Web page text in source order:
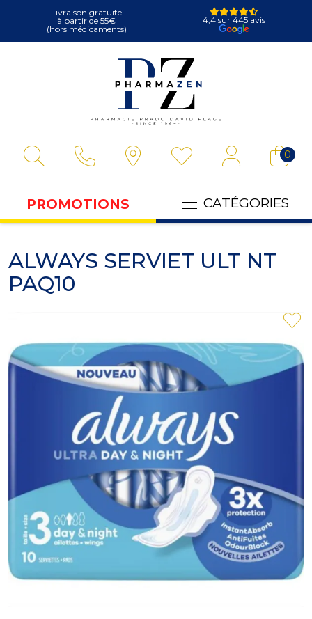
Livraison gratuite
à partir de 55€
(hors médicaments)
4,4 sur 445 avis
0
PROMOTIONS CATÉGORIES
ALWAYS SERVIET ULT NT
PAQ10